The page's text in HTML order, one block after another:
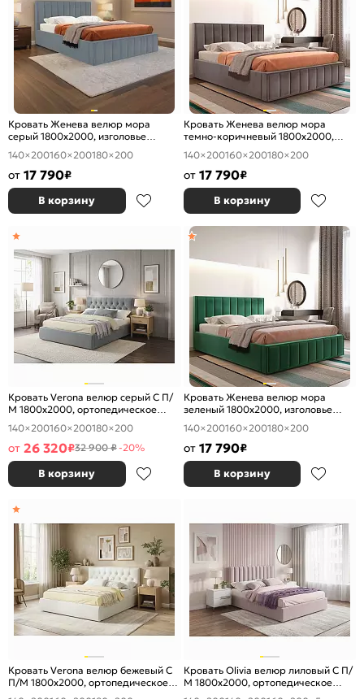
Кровать Женева велюр мора
серый 1800x2000, изголовье
мягкое
140×200160×200180×200
от 17 790₽
В корзину
Кровать Женева велюр мора
темно-коричневый 1800x2000,
изголовье мягкое
140×200160×200180×200
от 17 790₽
В корзину
Кровать Verona велюр серый С П/
М 1800x2000, ортопедическое
основание, изголовье мягкое
140×200160×200180×200
от 26 320₽32 900 ₽-20%
В корзину
Кровать Женева велюр мора
зеленый 1800x2000, изголовье
мягкое
140×200160×200180×200
от 17 790₽
В корзину
Кровать Verona велюр бежевый С
П/М 1800x2000, ортопедическое
основание, изголовье мягкое
Кровать Olivia велюр лиловый С П/
М 1800x2000, ортопедическое
основание, изголовье мягкое